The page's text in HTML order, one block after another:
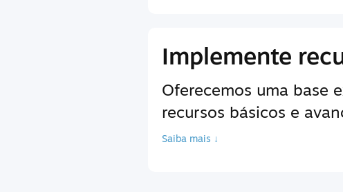
Implemente
Oferecemos uma base
recursos básicos e
Saiba mais ↓